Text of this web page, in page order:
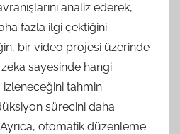
analiz ederek,
fazla ilgi çektiğini
bir video projesi üzerinde
zeka sayesinde hangi
tahmin
sürecini daha
otomatik düzenleme